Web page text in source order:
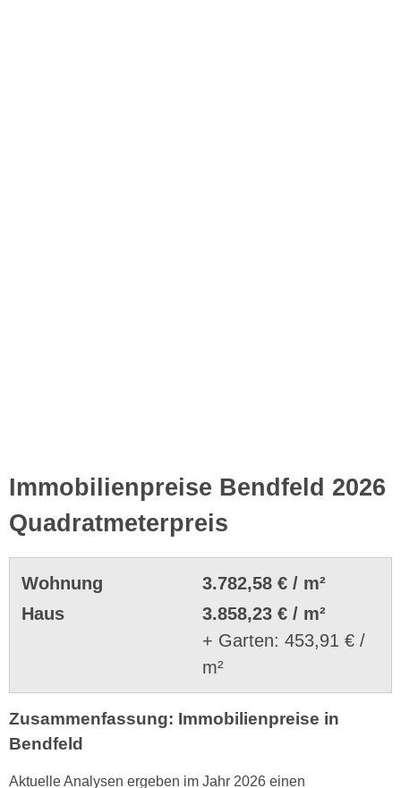
Immobilienpreise Bendfeld 2026
Quadratmeterpreis
Wohnung
3.782,58 € / m²
Haus
3.858,23 € / m²
+ Garten: 453,91 € /
m²
Zusammenfassung: Immobilienpreise in
Bendfeld
Aktuelle Analysen ergeben im Jahr 2026 einen